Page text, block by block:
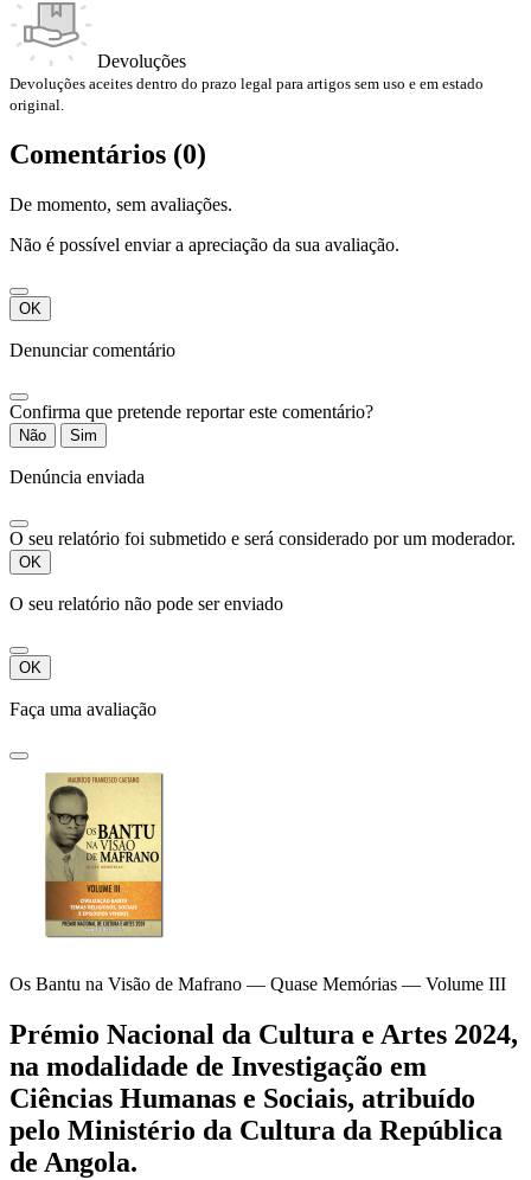
Devoluções
Devoluções aceites dentro do prazo legal para artigos sem uso e em estado
original.
Comentários (0)
De momento, sem avaliações.
Não é possível enviar a apreciação da sua avaliação.
OK
Denunciar comentário
Confirma que pretende reportar este comentário?
Não Sim
Denúncia enviada
O seu relatório foi submetido e será considerado por um moderador.
OK
O seu relatório não pode ser enviado
OK
Faça uma avaliação
Os Bantu na Visão de Mafrano — Quase Memórias — Volume III
Prémio Nacional da Cultura e Artes 2024,
na modalidade de Investigação em
Ciências Humanas e Sociais, atribuído
pelo Ministério da Cultura da República
de Angola.